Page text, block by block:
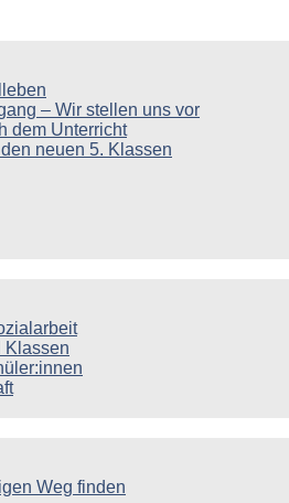
– Wir stellen uns vor
dem Unterricht
neuen 5. Klassen
Klassen
Weg finden